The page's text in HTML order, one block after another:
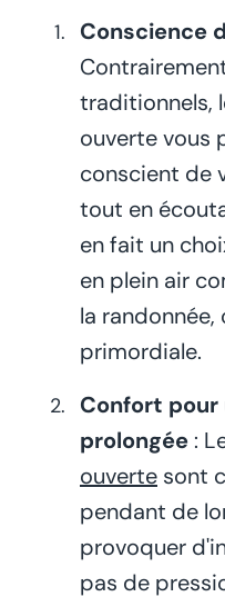
Conscience
traditionnels,
ouverte vous
conscient de
tout en
en fait un
en plein air
la
primordiale.
Confort
prolongée :
ouverte sont
pendant de
provoquer
pas de